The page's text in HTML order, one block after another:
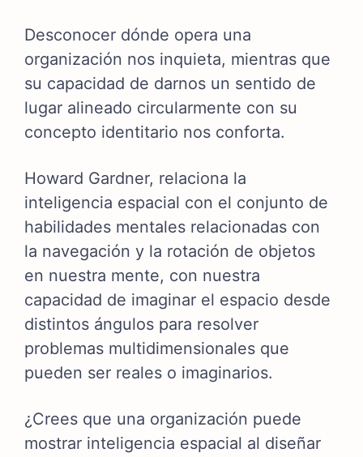
Desconocer dónde opera una
organización nos inquieta, mientras que
su capacidad de darnos un sentido de
lugar alineado circularmente con su
concepto identitario nos conforta.
Howard Gardner, relaciona la
inteligencia espacial con el conjunto de
habilidades mentales relacionadas con
la navegación y la rotación de objetos
en nuestra mente, con nuestra
capacidad de imaginar el espacio desde
distintos ángulos para resolver
problemas multidimensionales que
pueden ser reales o imaginarios.
¿Crees que una organización puede
mostrar inteligencia espacial al diseñar